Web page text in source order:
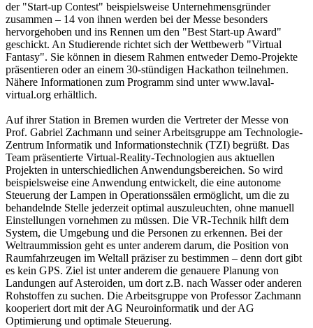
der "Start-up Contest" beispielsweise Unternehmensgründer
zusammen – 14 von ihnen werden bei der Messe besonders
hervorgehoben und ins Rennen um den "Best Start-up Award"
geschickt. An Studierende richtet sich der Wettbewerb "Virtual
Fantasy". Sie können in diesem Rahmen entweder Demo-Projekte
präsentieren oder an einem 30-stündigen Hackathon teilnehmen.
Nähere Informationen zum Programm sind unter www.laval-
virtual.org erhältlich.
Auf ihrer Station in Bremen wurden die Vertreter der Messe von
Prof. Gabriel Zachmann und seiner Arbeitsgruppe am Technologie-
Zentrum Informatik und Informationstechnik (TZI) begrüßt. Das
Team präsentierte Virtual-Reality-Technologien aus aktuellen
Projekten in unterschiedlichen Anwendungsbereichen. So wird
beispielsweise eine Anwendung entwickelt, die eine autonome
Steuerung der Lampen in Operationssälen ermöglicht, um die zu
behandelnde Stelle jederzeit optimal auszuleuchten, ohne manuell
Einstellungen vornehmen zu müssen. Die VR-Technik hilft dem
System, die Umgebung und die Personen zu erkennen. Bei der
Weltraummission geht es unter anderem darum, die Position von
Raumfahrzeugen im Weltall präziser zu bestimmen – denn dort gibt
es kein GPS. Ziel ist unter anderem die genauere Planung von
Landungen auf Asteroiden, um dort z.B. nach Wasser oder anderen
Rohstoffen zu suchen. Die Arbeitsgruppe von Professor Zachmann
kooperiert dort mit der AG Neuroinformatik und der AG
Optimierung und optimale Steuerung.